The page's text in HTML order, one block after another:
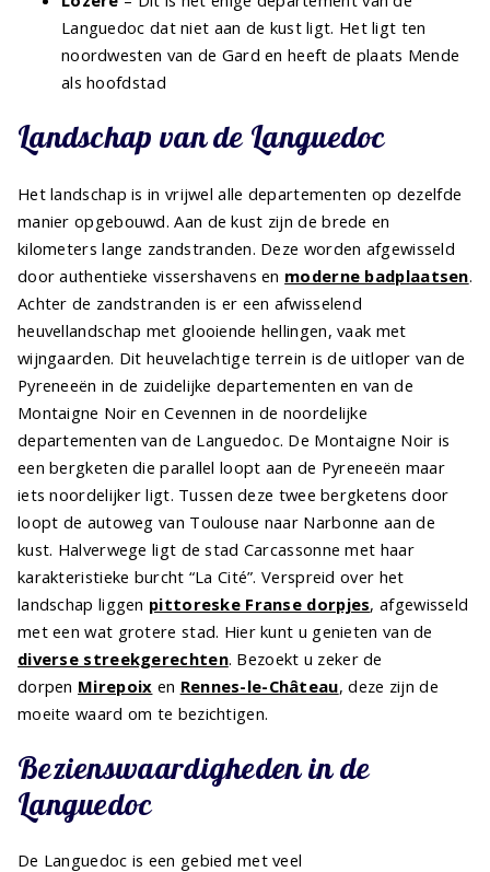
Languedoc dat niet aan de kust ligt. Het ligt ten
noordwesten van de Gard en heeft de plaats Mende
als hoofdstad
Landschap van de Languedoc
Het landschap is in vrijwel alle departementen op dezelfde
manier opgebouwd. Aan de kust zijn de brede en
kilometers lange zandstranden. Deze worden afgewisseld
door authentieke vissershavens en moderne badplaatsen.
Achter de zandstranden is er een afwisselend
heuvellandschap met glooiende hellingen, vaak met
wijngaarden. Dit heuvelachtige terrein is de uitloper van de
Pyreneeën in de zuidelijke departementen en van de
Montaigne Noir en Cevennen in de noordelijke
departementen van de Languedoc. De Montaigne Noir is
een bergketen die parallel loopt aan de Pyreneeën maar
iets noordelijker ligt. Tussen deze twee bergketens door
loopt de autoweg van Toulouse naar Narbonne aan de
kust. Halverwege ligt de stad Carcassonne met haar
karakteristieke burcht “La Cité”. Verspreid over het
landschap liggen pittoreske Franse dorpjes, afgewisseld
met een wat grotere stad. Hier kunt u genieten van de
diverse streekgerechten. Bezoekt u zeker de
dorpen Mirepoix en Rennes-le-Château, deze zijn de
moeite waard om te bezichtigen.
Bezienswaardigheden in de
Languedoc
De Languedoc is een gebied met veel